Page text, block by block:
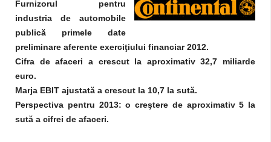
Furnizorul pentru
industria de automobile
publică primele date
preliminare aferente exerciţiului financiar 2012.
Cifra de afaceri a crescut la aproximativ 32,7 miliarde
euro.
Marja EBIT ajustată a crescut la 10,7 la sută.
Perspectiva pentru 2013: o creştere de aproximativ 5 la
sută a cifrei de afaceri.